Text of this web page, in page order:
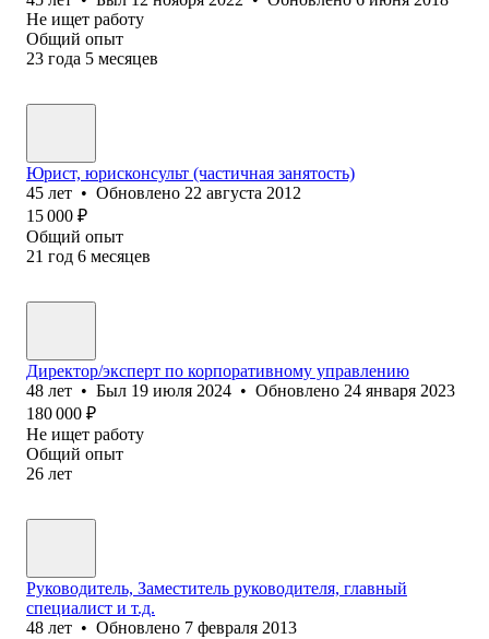
Не ищет работу
Общий опыт
23 года 5 месяцев
Юрист, юрисконсульт (частичная занятость)
45 лет • Обновлено 22 августа 2012
15 000 ₽
Общий опыт
21 год 6 месяцев
Директор/эксперт по корпоративному управлению
48 лет • Был 19 июля 2024 • Обновлено 24 января 2023
180 000 ₽
Не ищет работу
Общий опыт
26 лет
Руководитель, Заместитель руководителя, главный
специалист и т.д.
48 лет • Обновлено 7 февраля 2013